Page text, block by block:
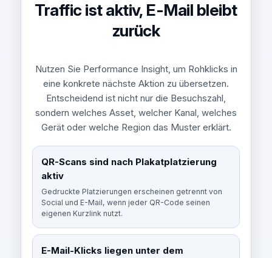
Traffic ist aktiv, E-Mail bleibt
zurück
Nutzen Sie Performance Insight, um Rohklicks in
eine konkrete nächste Aktion zu übersetzen.
Entscheidend ist nicht nur die Besuchszahl,
sondern welches Asset, welcher Kanal, welches
Gerät oder welche Region das Muster erklärt.
QR-Scans sind nach Plakatplatzierung
aktiv
Gedruckte Platzierungen erscheinen getrennt von
Social und E-Mail, wenn jeder QR-Code seinen
eigenen Kurzlink nutzt.
E-Mail-Klicks liegen unter dem